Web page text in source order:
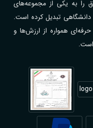
را به یکی از مجموعه‌های
تبدیل کرده است.
همواره از ارزش‌ها و
است.